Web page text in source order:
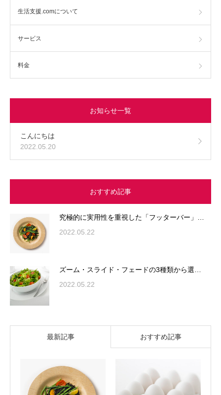
生活支援.comについて
サービス
料金
お知らせ一覧
こんにちは
2022.05.20
おすすめ記事
究極的に実用性を重視した「フッターバー」…
2022.05.22
ズーム・スライド・フェードの3種類から選…
2022.05.22
最新記事 おすすめ記事